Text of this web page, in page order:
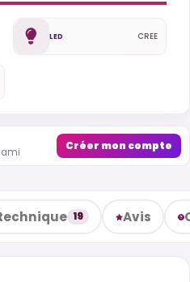
LED CREE
ami Créer mon compte
19 Avis